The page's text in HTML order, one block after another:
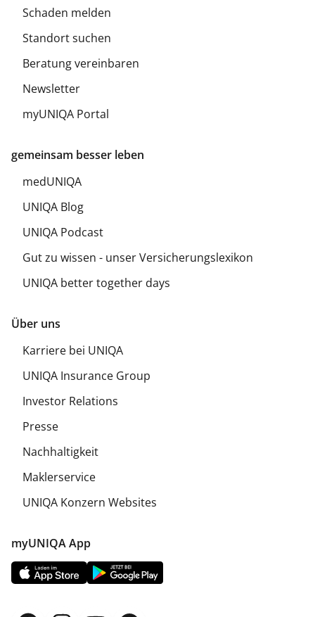
Schaden melden
Standort suchen
Beratung vereinbaren
Newsletter
myUNIQA Portal
gemeinsam besser leben
medUNIQA
UNIQA Blog
UNIQA Podcast
Gut zu wissen - unser Versicherungslexikon
UNIQA better together days
Über uns
Karriere bei UNIQA
UNIQA Insurance Group
Investor Relations
Presse
Nachhaltigkeit
Maklerservice
UNIQA Konzern Websites
myUNIQA App